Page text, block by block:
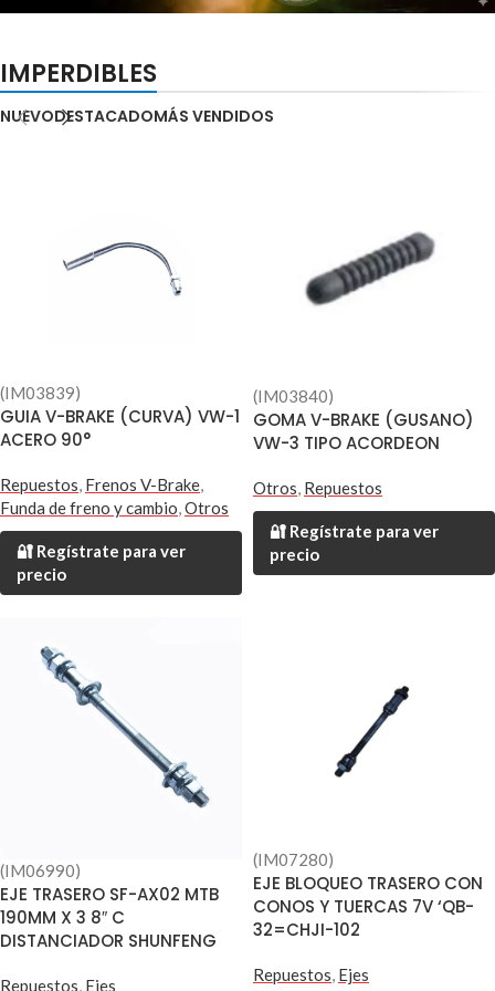
Modelos infantiles y
adultos
IMPERDIBLES
NUEVODESTACADOMÁS VENDIDOS
(IM03839)
GUIA V-BRAKE (CURVA) VW-1
ACERO 90°
Repuestos, Frenos V-Brake,
Funda de freno y cambio,Otros
🔐 Regístrate para ver
precio
(IM03840)
GOMA V-BRAKE (GUSANO)
VW-3 TIPO ACORDEON
Otros, Repuestos
🔐 Regístrate para ver
precio
(IM06990)
EJE TRASERO SF-AX02 MTB
190MM X 3 8″ C
DISTANCIADOR SHUNFENG
Repuestos, Ejes
(IM07280)
EJE BLOQUEO TRASERO CON
CONOS Y TUERCAS 7V ‘QB-
32=CHJI-102
Repuestos, Ejes